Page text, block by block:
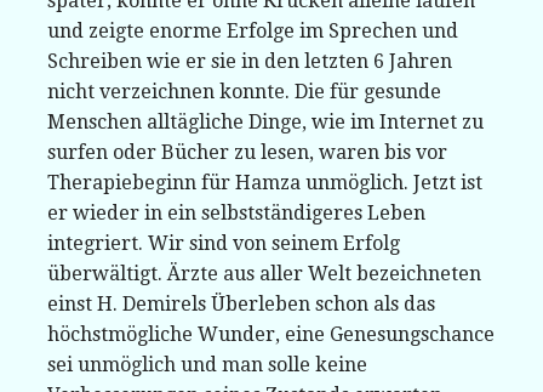
und zeigte enorme Erfolge im Sprechen und
Schreiben wie er sie in den letzten 6 Jahren
nicht verzeichnen konnte. Die für gesunde
Menschen alltägliche Dinge, wie im Internet zu
surfen oder Bücher zu lesen, waren bis vor
Therapiebeginn für Hamza unmöglich. Jetzt ist
er wieder in ein selbstständigeres Leben
integriert. Wir sind von seinem Erfolg
überwältigt. Ärzte aus aller Welt bezeichneten
einst H. Demirels Überleben schon als das
höchstmögliche Wunder, eine Genesungschance
sei unmöglich und man solle keine